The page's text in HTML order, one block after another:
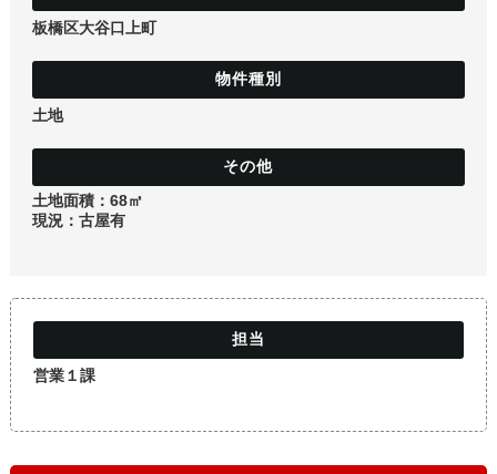
条件から探す
学区から探す
新築戸建て
マンション
板橋区大谷口上町
土地
土地面積：68㎡
現況：古屋有
営業１課